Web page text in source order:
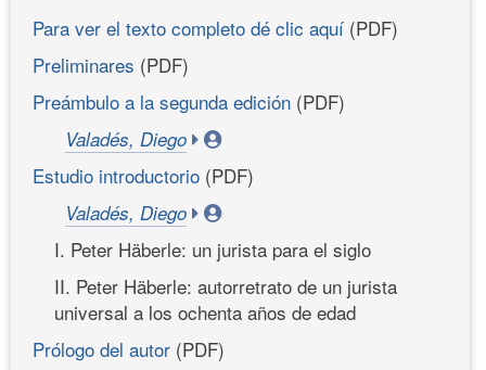
Para ver el texto completo dé clic aquí (PDF)
Preliminares (PDF)
Preámbulo a la segunda edición (PDF)
Valadés, Diego
Estudio introductorio (PDF)
Valadés, Diego
I. Peter Häberle: un jurista para el siglo
II. Peter Häberle: autorretrato de un jurista
universal a los ochenta años de edad
Prólogo del autor (PDF)